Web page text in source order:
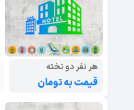
هر نفر دو تخته
قیمت به تومان